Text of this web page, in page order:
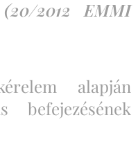
(20/2012 EMMI
alapján
befejezésének